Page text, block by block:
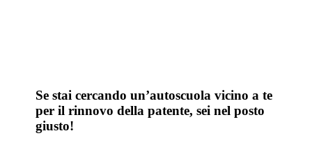
Se stai cercando un’autoscuola vicino a te
per il rinnovo della patente, sei nel posto
giusto!